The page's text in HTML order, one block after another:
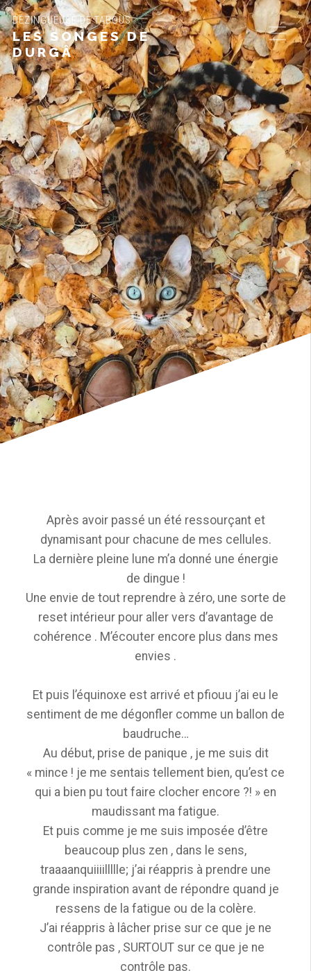
DÉZINGUEUSE DE TABOUS
LES SONGES DE
DURGÂ
Après avoir passé un été ressourçant et
dynamisant pour chacune de mes cellules.
La dernière pleine lune m’a donné une énergie
de dingue !
Une envie de tout reprendre à zéro, une sorte de
reset intérieur pour aller vers d’avantage de
cohérence . M’écouter encore plus dans mes
envies .
Et puis l’équinoxe est arrivé et pfiouu j’ai eu le
sentiment de me dégonfler comme un ballon de
baudruche…
Au début, prise de panique , je me suis dit
« mince ! je me sentais tellement bien, qu’est ce
qui a bien pu tout faire clocher encore ?! » en
maudissant ma fatigue.
Et puis comme je me suis imposée d’être
beaucoup plus zen , dans le sens,
traaaanquiiiillllle; j’ai réappris à prendre une
grande inspiration avant de répondre quand je
ressens de la fatigue ou de la colère.
J’ai réappris à lâcher prise sur ce que je ne
contrôle pas , SURTOUT sur ce que je ne
contrôle pas.